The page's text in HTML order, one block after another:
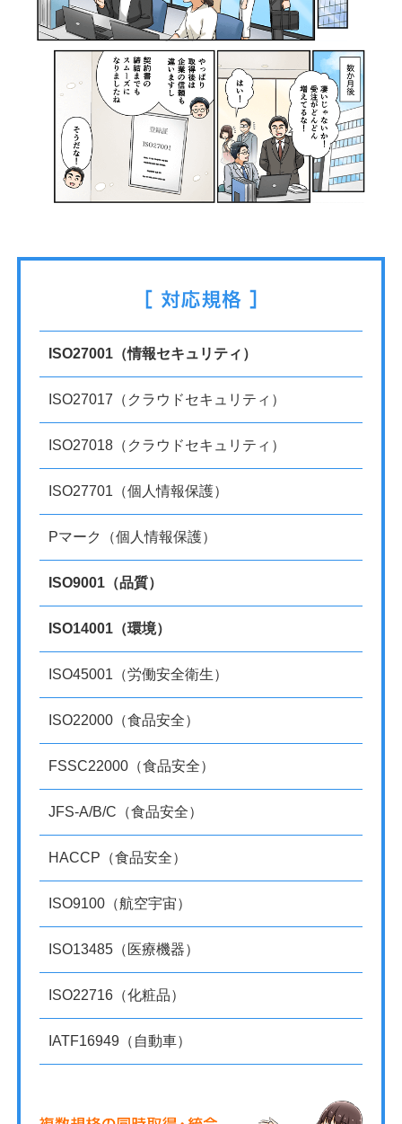
ISO27001（情報セキュリティ）
ISO27017（クラウドセキュリティ）
ISO27018（クラウドセキュリティ）
ISO27701（個人情報保護）
Pマーク（個人情報保護）
ISO9001（品質）
ISO14001（環境）
ISO45001（労働安全衛生）
ISO22000（食品安全）
FSSC22000（食品安全）
JFS-A/B/C（食品安全）
HACCP（食品安全）
ISO9100（航空宇宙）
ISO13485（医療機器）
ISO22716（化粧品）
IATF16949（自動車）